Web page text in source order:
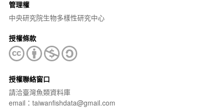
管理權
中央研究院生物多樣性研究中心
授權條款
授權聯絡窗口
請洽臺灣魚類資料庫
email：taiwanfishdata@gmail.com